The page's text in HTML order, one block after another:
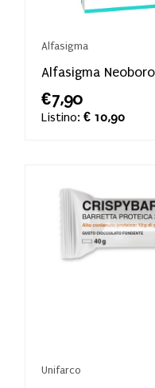
Alfasigma
Alfasigma
€7,90
Listino: € 10,90
Unifarco